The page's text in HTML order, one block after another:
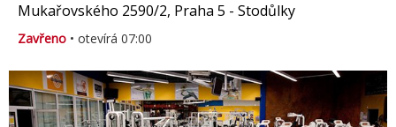
Mukařovského 2590/2, Praha 5 - Stodůlky
Zavřeno • otevírá 07:00